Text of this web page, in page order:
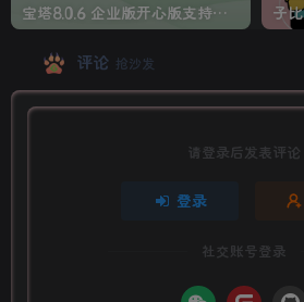
宝塔8.0.6 企业版开心版支持最新升级【一键脚本】
评论 抢沙发
请登录后发表评论
登录
社交账号登录